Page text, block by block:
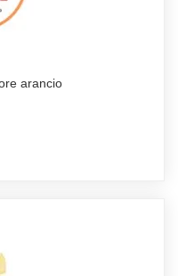
arancio